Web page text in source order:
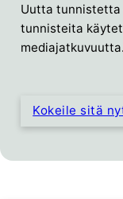
Uutta tunnistetta
tunnisteita
mediajatkuvuutta.
Kokeile sitä